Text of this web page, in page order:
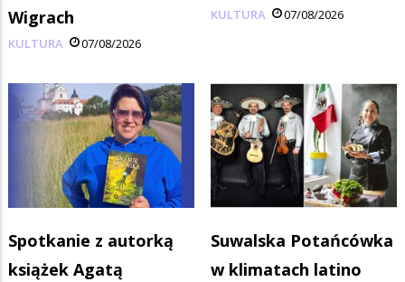
Wigrach
KULTURA 07/08/2026
KULTURA 07/08/2026
Spotkanie z autorką
książek Agatą
Suwalska Potańcówka
w klimatach latino